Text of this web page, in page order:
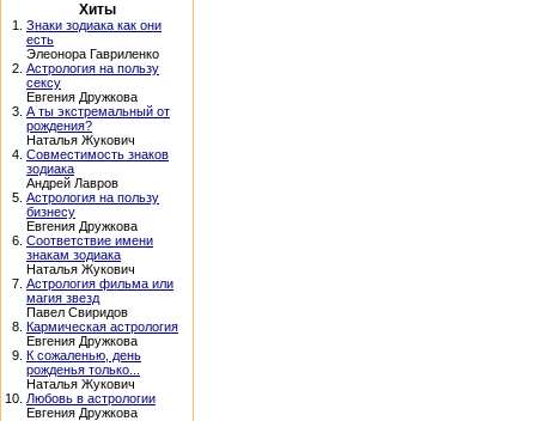
Хиты
1. Знаки зодиака как они
есть
Элеонора Гавриленко
2. Астрология на пользу
сексу
Евгения Дружкова
3. А ты экстремальный от
рождения?
Наталья Жукович
4. Совместимость знаков
зодиака
Андрей Лавров
5. Астрология на пользу
бизнесу
Евгения Дружкова
6. Соответствие имени
знакам зодиака
Наталья Жукович
7. Астрология фильма или
магия звезд
Павел Свиридов
8. Кармическая астрология
Евгения Дружкова
9. К сожаленью, день
рожденья только...
Наталья Жукович
10. Любовь в астрологии
Евгения Дружкова